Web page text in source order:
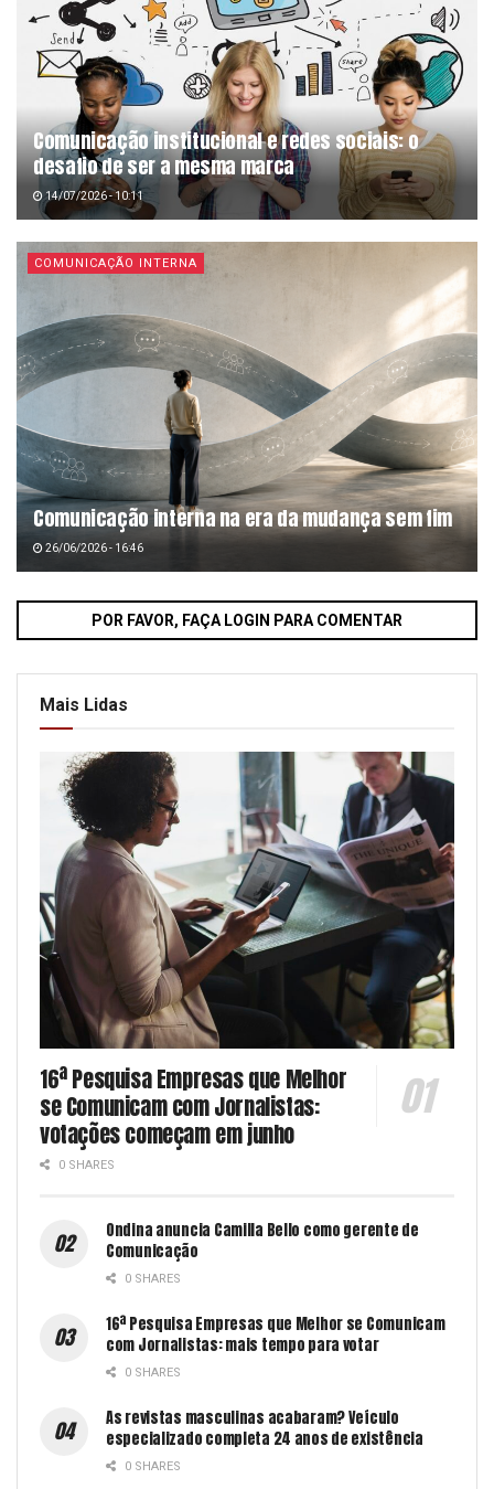
Comunicação institucional e redes sociais: o
desafio de ser a mesma marca
14/07/2026 - 10:11
COMUNICAÇÃO INTERNA
Comunicação interna na era da mudança sem fim
26/06/2026 - 16:46
POR FAVOR, FAÇA LOGIN PARA COMENTAR
Mais Lidas
16ª Pesquisa Empresas que Melhor
se Comunicam com Jornalistas:
votações começam em junho
0 SHARES
Ondina anuncia Camilla Bello como gerente de
Comunicação
0 SHARES
16ª Pesquisa Empresas que Melhor se Comunicam
com Jornalistas: mais tempo para votar
0 SHARES
As revistas masculinas acabaram? Veículo
especializado completa 24 anos de existência
0 SHARES